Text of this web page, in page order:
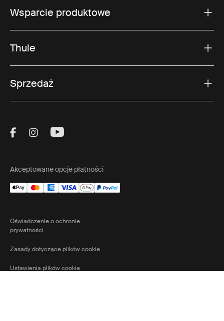
Wsparcie produktowe
Thule
Sprzedaż
Visit Thule on Facebook (external link)
Visit Thule on Instagram (external link)
Visit Thule on Youtube (external
Akceptowane opcje płatności
Oświadczenie o ochronie
prywatności
Zasady dotyczące plików cookie
Ustawienia plików cookie